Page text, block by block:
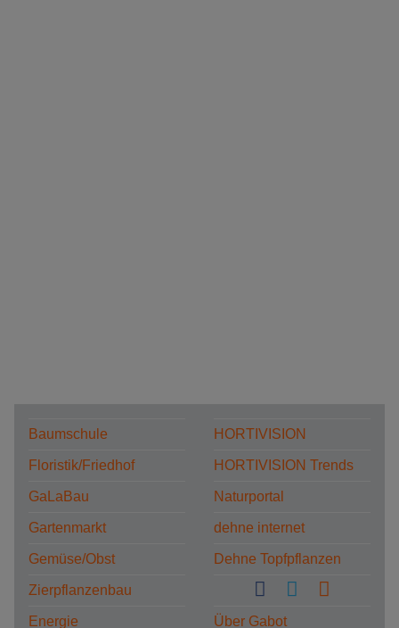
Baumschule
Floristik/Friedhof
GaLaBau
Gartenmarkt
Gemüse/Obst
Zierpflanzenbau
Energie
HORTIVISION
HORTIVISION Trends
Naturportal
dehne internet
Dehne Topfpflanzen
Über Gabot